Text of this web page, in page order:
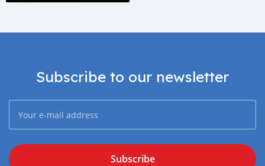
prévenir le vol
Subscribe to our newsletter
Subscribe